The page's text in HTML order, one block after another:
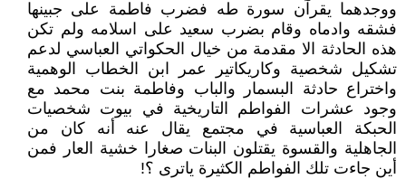
ووجدهما يقرآن سورة طه فضرب فاطمة على جبينها
فشقه وادماه وقام بضرب سعيد على اسلامه ولم تكن
هذه الحادثة الا مقدمة من خيال الحكواتي العباسي لدعم
تشكيل شخصية وكاريكاتير عمر ابن الخطاب الوهمية
واختراع حادثة البسمار والباب وفاطمة بنت محمد مع
وجود عشرات الفواطم التاريخية في بيوت شخصيات
الحبكة العباسية في مجتمع يقال عنه أنه كان من
الجاهلية والقسوة يقتلون البنات صغارا خشية العار فمن
أين جاءت تلك الفواطم الكثيرة ياترى ؟!